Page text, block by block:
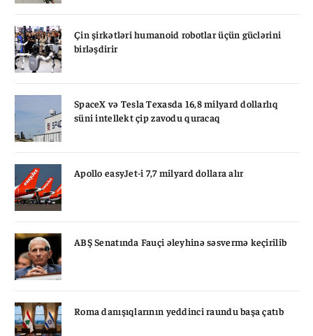
Çin şirkətləri humanoid robotlar üçün güclərini
birləşdirir
SpaceX və Tesla Texasda 16,8 milyard dollarlıq
süni intellekt çip zavodu quracaq
Apollo easyJet-i 7,7 milyard dollara alır
ABŞ Senatında Fauçi əleyhinə səsvermə keçirilib
Roma danışıqlarının yeddinci raundu başa çatıb